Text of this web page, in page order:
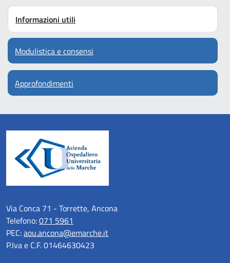
Informazioni utili
Modulistica e consensi
Approfondimenti
Via Conca 71 - Torrette, Ancona
Telefono:071 5961
PEC:aou.ancona@emarche.it
P.Iva e C.F. 01464630423